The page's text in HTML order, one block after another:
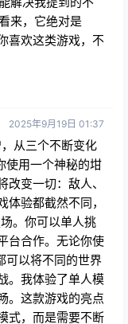
来，它绝对是
喜欢这类游戏，不
2025年9月19日 01:37
从三个不断变化
使用一个神秘的坩
变一切：敌人、
验都截然不同，
。你可以单人挑
台合作。无论你使
可以将不同的世界
。我体验了单人模
。这款游戏的亮点
式，而是需要不断